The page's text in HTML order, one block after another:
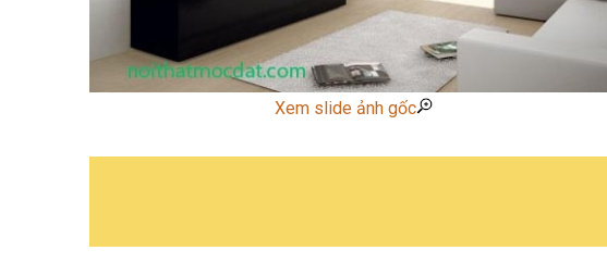
Xem slide ảnh gốc